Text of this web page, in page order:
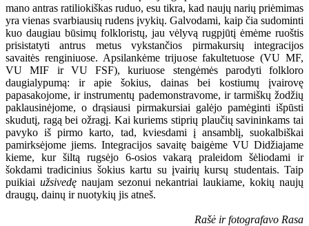
mano antras ratiliokiškas ruduo, esu tikra, kad naujų narių priėmimas
yra vienas svarbiausių rudens įvykių. Galvodami, kaip čia sudominti
kuo daugiau būsimų folkloristų, jau vėlyvą rugpjūtį ėmėme ruoštis
prisistatyti antrus metus vykstančios pirmakursių integracijos
savaitės renginiuose. Apsilankėme trijuose fakultetuose (VU MF,
VU MIF ir VU FSF), kuriuose stengėmės parodyti folkloro
daugialypumą: ir apie šokius, dainas bei kostiumų įvairovę
papasakojome, ir instrumentų pademonstravome, ir tarmiškų žodžių
paklausinėjome, o drąsiausi pirmakursiai galėjo pamėginti išpūsti
skudutį, ragą bei ožragį. Kai kuriems stiprių plaučių savininkams tai
pavyko iš pirmo karto, tad, kviesdami į ansamblį, suokalbiškai
pamirksėjome jiems. Integracijos savaitę baigėme VU Didžiajame
kieme, kur šiltą rugsėjo 6-osios vakarą praleidom šėliodami ir
šokdami tradicinius šokius kartu su įvairių kursų studentais. Taip
puikiai užsivedę naujam sezonui nekantriai laukiame, kokių naujų
draugų, dainų ir nuotykių jis atneš.
Rašė ir fotografavo Rasa